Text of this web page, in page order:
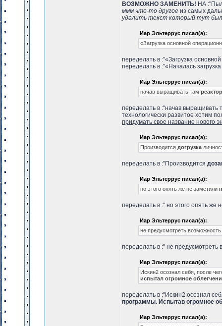
ВОЗМОЖНО ЗАМЕНИТЬ! НА
ммм что-то другое из самых
удалить текст который тут
Иар Эльтеррус писал(а):
«Загрузка основной
переделать в :"«Загрузка
переделать в :"«Началась
Иар Эльтеррус писал(а):
начав выращивать там реактор
переделать в :"начав выращивать
технологически развитое хотим
придумать свое название нового
Иар Эльтеррус писал(а):
Производится догрузка
переделать в :"Производится
Иар Эльтеррус писал(а):
но этого опять же не заметили
переделать в :" но этого опять же
Иар Эльтеррус писал(а):
не предусмотреть
переделать в :" не
Иар Эльтеррус писал(а):
Искин2 осознал себя, после
испытал огромное
переделать в :"Искин2 осознал
программы. Испытав огромное
Иар Эльтеррус писал(а):